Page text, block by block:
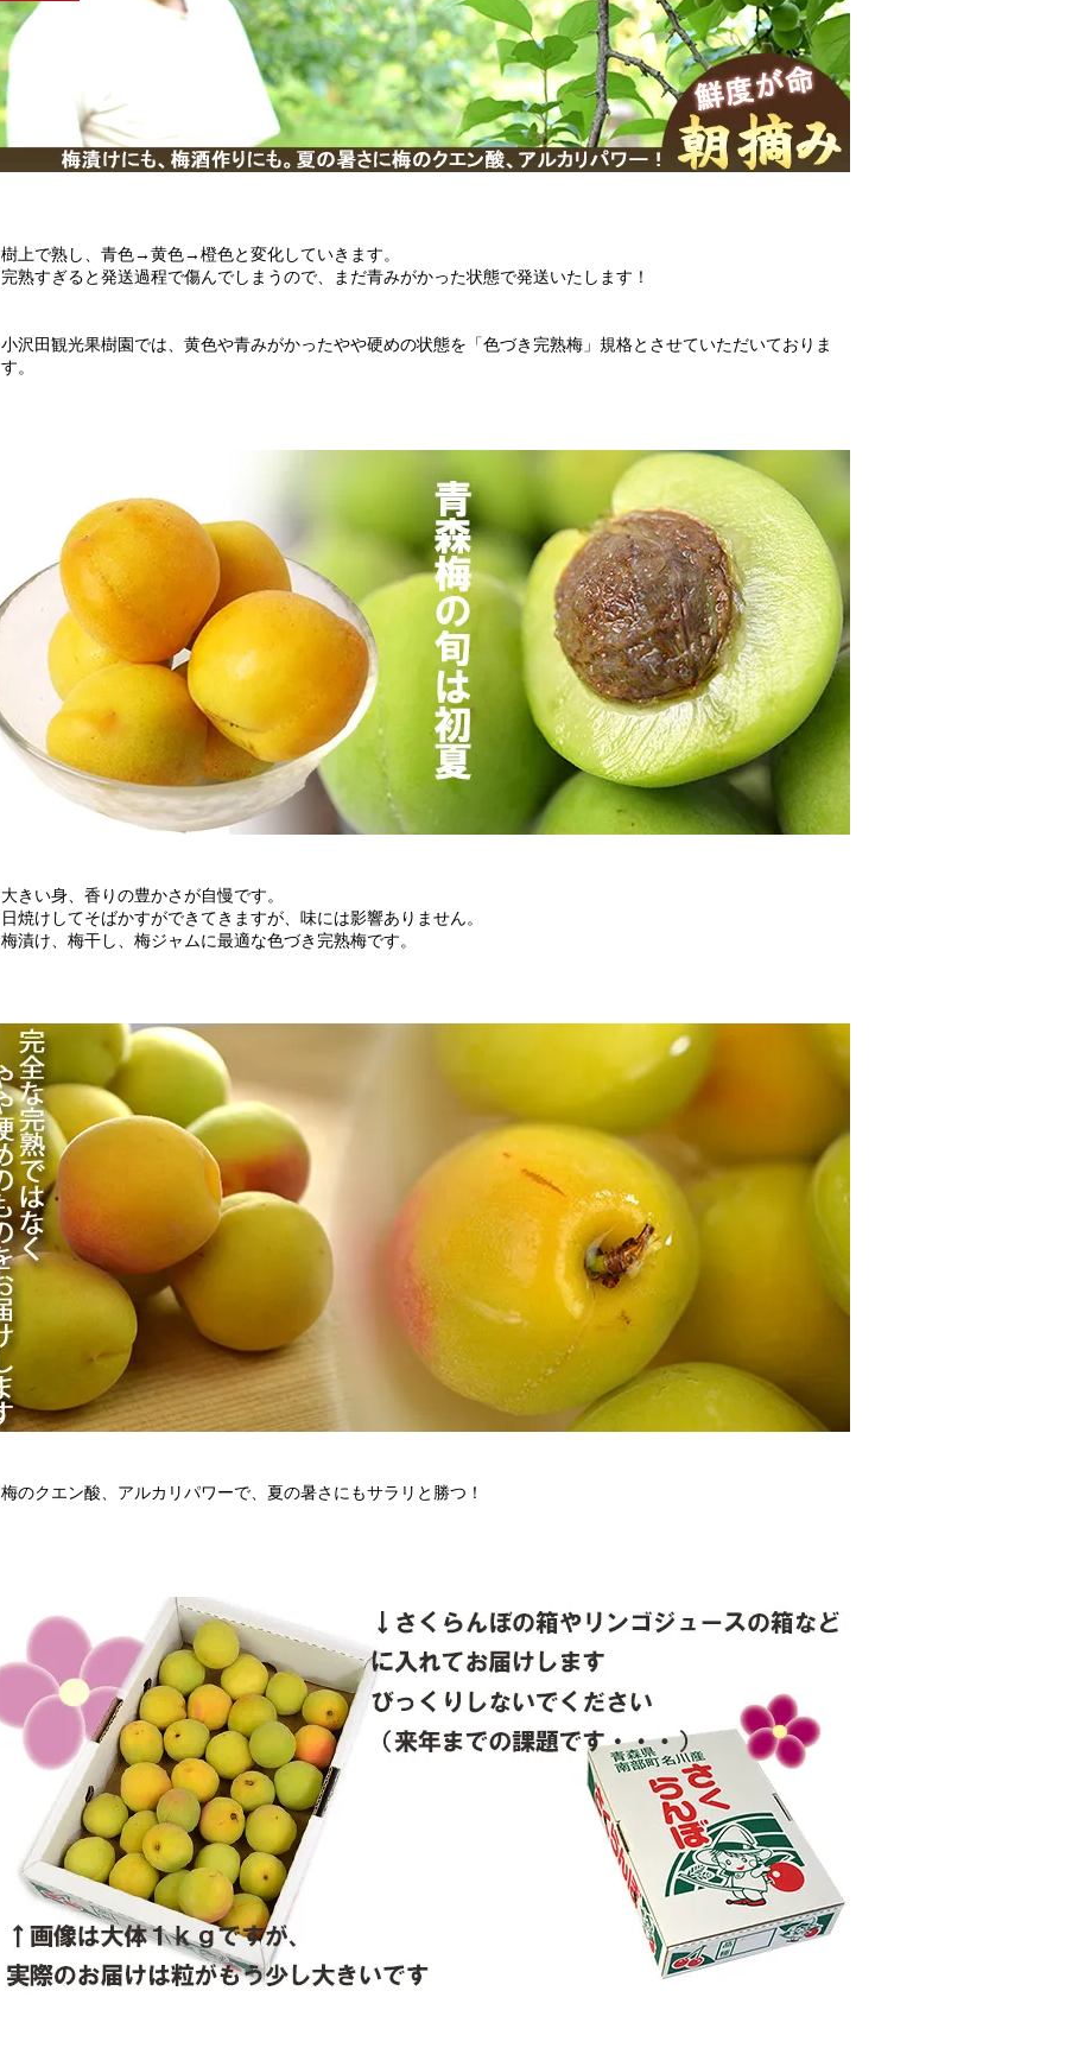
樹上で熟し、青色→黄色→橙色と変化していきます。
完熟すぎると発送過程で傷んでしまうので、まだ青みがかった状態で発送いたします！
小沢田観光果樹園では、黄色や青みがかったやや硬めの状態を「色づき完熟梅」規格とさせていただいておりま
す。
大きい身、香りの豊かさが自慢です。
日焼けしてそばかすができてきますが、味には影響ありません。
梅漬け、梅干し、梅ジャムに最適な色づき完熟梅です。
梅のクエン酸、アルカリパワーで、夏の暑さにもサラリと勝つ！